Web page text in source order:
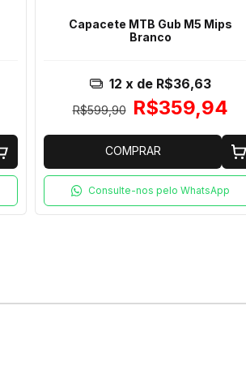
Capacete MTB Gub M5 Mips
Branco
R$599,90 R$359,94
12 x de R$36,63
COMPRAR
Consulte-nos pelo WhatsApp